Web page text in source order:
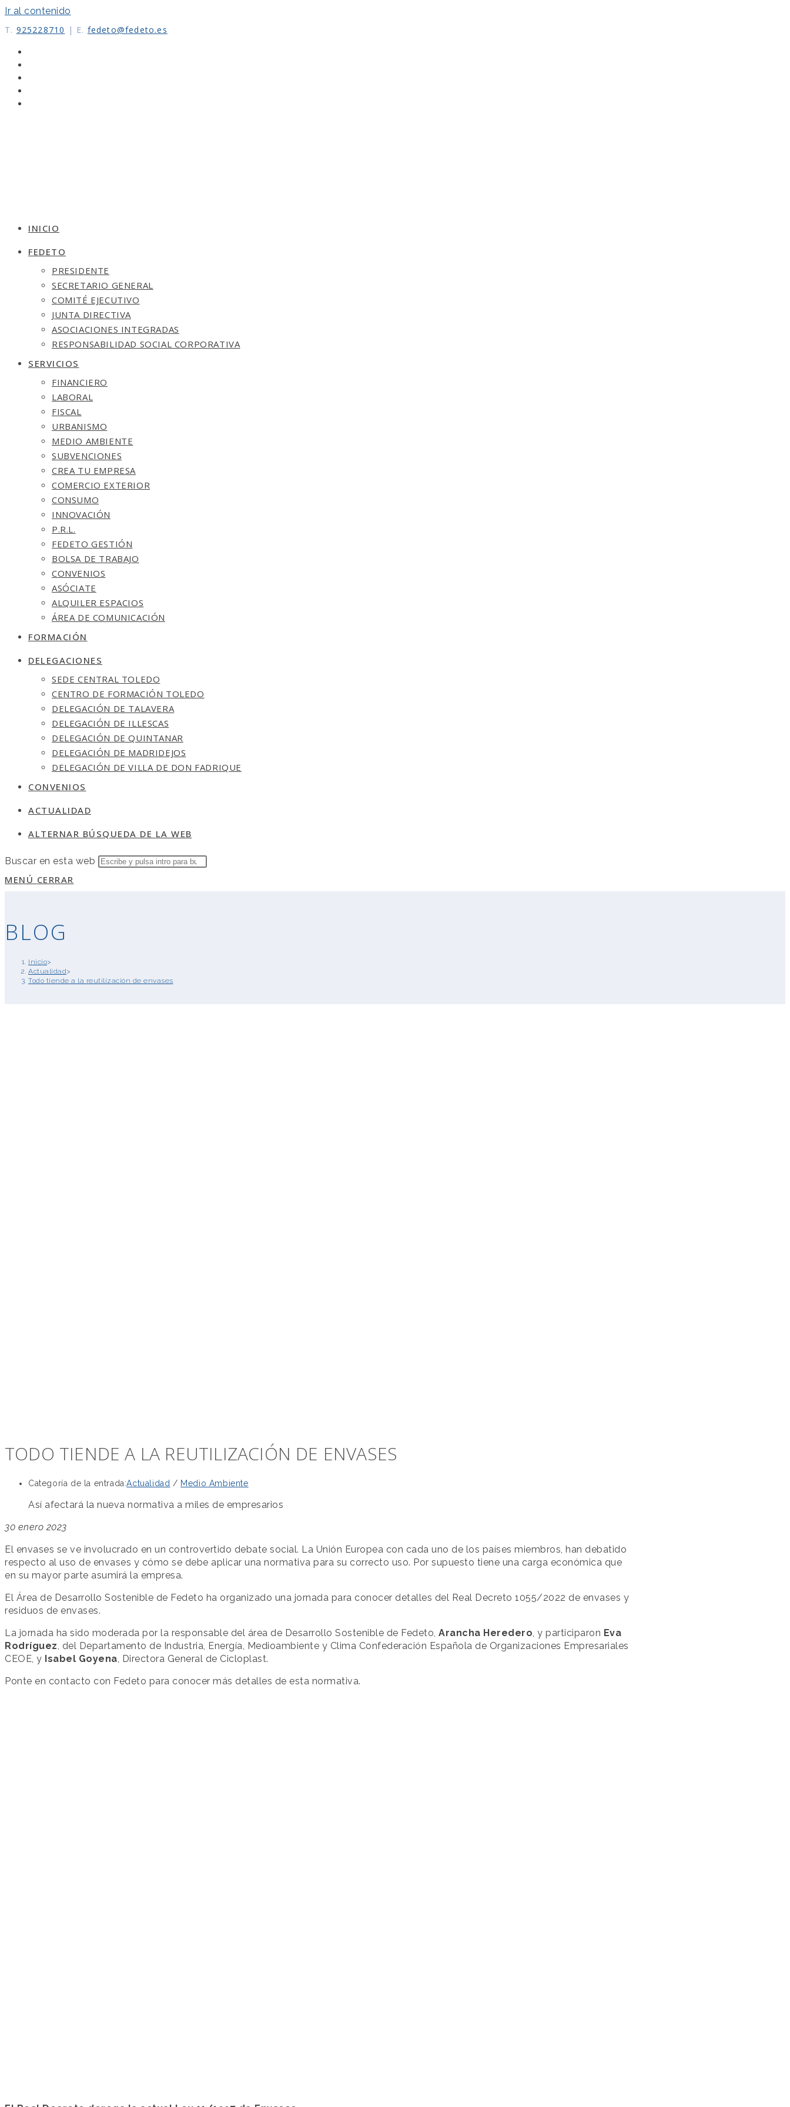
Ir al contenido
T. 925228710 | E. fedeto@fedeto.es
INICIO
FEDETO
PRESIDENTE
SECRETARIO GENERAL
COMITÉ EJECUTIVO
JUNTA DIRECTIVA
ASOCIACIONES INTEGRADAS
RESPONSABILIDAD SOCIAL CORPORATIVA
SERVICIOS
FINANCIERO
LABORAL
FISCAL
URBANISMO
MEDIO AMBIENTE
SUBVENCIONES
CREA TU EMPRESA
COMERCIO EXTERIOR
CONSUMO
INNOVACIÓN
P.R.L.
FEDETO GESTIÓN
BOLSA DE TRABAJO
CONVENIOS
ASÓCIATE
ALQUILER ESPACIOS
ÁREA DE COMUNICACIÓN
FORMACIÓN
DELEGACIONES
SEDE CENTRAL TOLEDO
CENTRO DE FORMACIÓN TOLEDO
DELEGACIÓN DE TALAVERA
DELEGACIÓN DE ILLESCAS
DELEGACIÓN DE QUINTANAR
DELEGACIÓN DE MADRIDEJOS
DELEGACIÓN DE VILLA DE DON FADRIQUE
CONVENIOS
ACTUALIDAD
ALTERNAR BÚSQUEDA DE LA WEB
Buscar en esta web
MENÚ CERRAR
BLOG
Inicio>
Actualidad>
Todo tiende a la reutilización de envases
TODO TIENDE A LA REUTILIZACIÓN DE ENVASES
Categoría de la entrada:Actualidad / Medio Ambiente
Así afectará la nueva normativa a miles de empresarios
30 enero 2023
El envases se ve involucrado en un controvertido debate social. La Unión Europea con cada uno de los países miembros, han debatido
respecto al uso de envases y cómo se debe aplicar una normativa para su correcto uso. Por supuesto tiene una carga económica que
en su mayor parte asumirá la empresa.
El Área de Desarrollo Sostenible de Fedeto ha organizado una jornada para conocer detalles del Real Decreto 1055/2022 de envases y
residuos de envases.
La jornada ha sido moderada por la responsable del área de Desarrollo Sostenible de Fedeto, Arancha Heredero, y participaron Eva
Rodríguez, del Departamento de Industria, Energía, Medioambiente y Clima Confederación Española de Organizaciones Empresariales
CEOE, y Isabel Goyena, Directora General de Cicloplast.
Ponte en contacto con Fedeto para conocer más detalles de esta normativa.